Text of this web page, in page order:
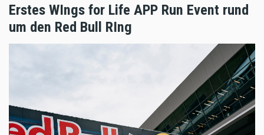
Erstes WIngs for Life APP Run Event rund
um den Red Bull RIng